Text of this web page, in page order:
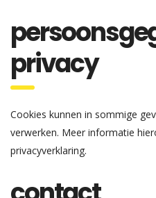
privacy
Cookies kunnen in sommige
verwerken. Meer informatie
privacyverklaring.